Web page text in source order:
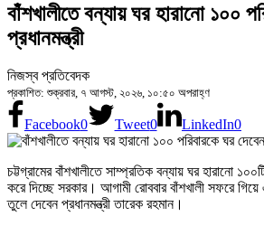
বাঁশখালীতে বন্যায় ঘর হারানো ১০০
প্রধানমন্ত্রী
নিজস্ব প্রতিবেদক
প্রকাশিত: শুক্রবার, ৭ আগস্ট, ২০২৬, ১০:৫০ অপরাহ্ণ
Facebook0 Tweet0 LinkedIn0
চট্টগ্রামের বাঁশখালীতে সাম্প্রতিক বন্যায় ঘর হারানো
করে দিচ্ছে সরকার। আগামী রোববার বাঁশখালী সফরে গিয়ে
তুলে দেবেন প্রধানমন্ত্রী তারেক রহমান।